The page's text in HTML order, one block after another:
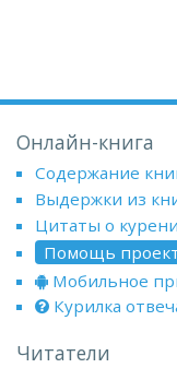
Онлайн-книга
Содержание
Выдержки из
Цитаты о
Помощь
Мобильное
Курилка
Читатели